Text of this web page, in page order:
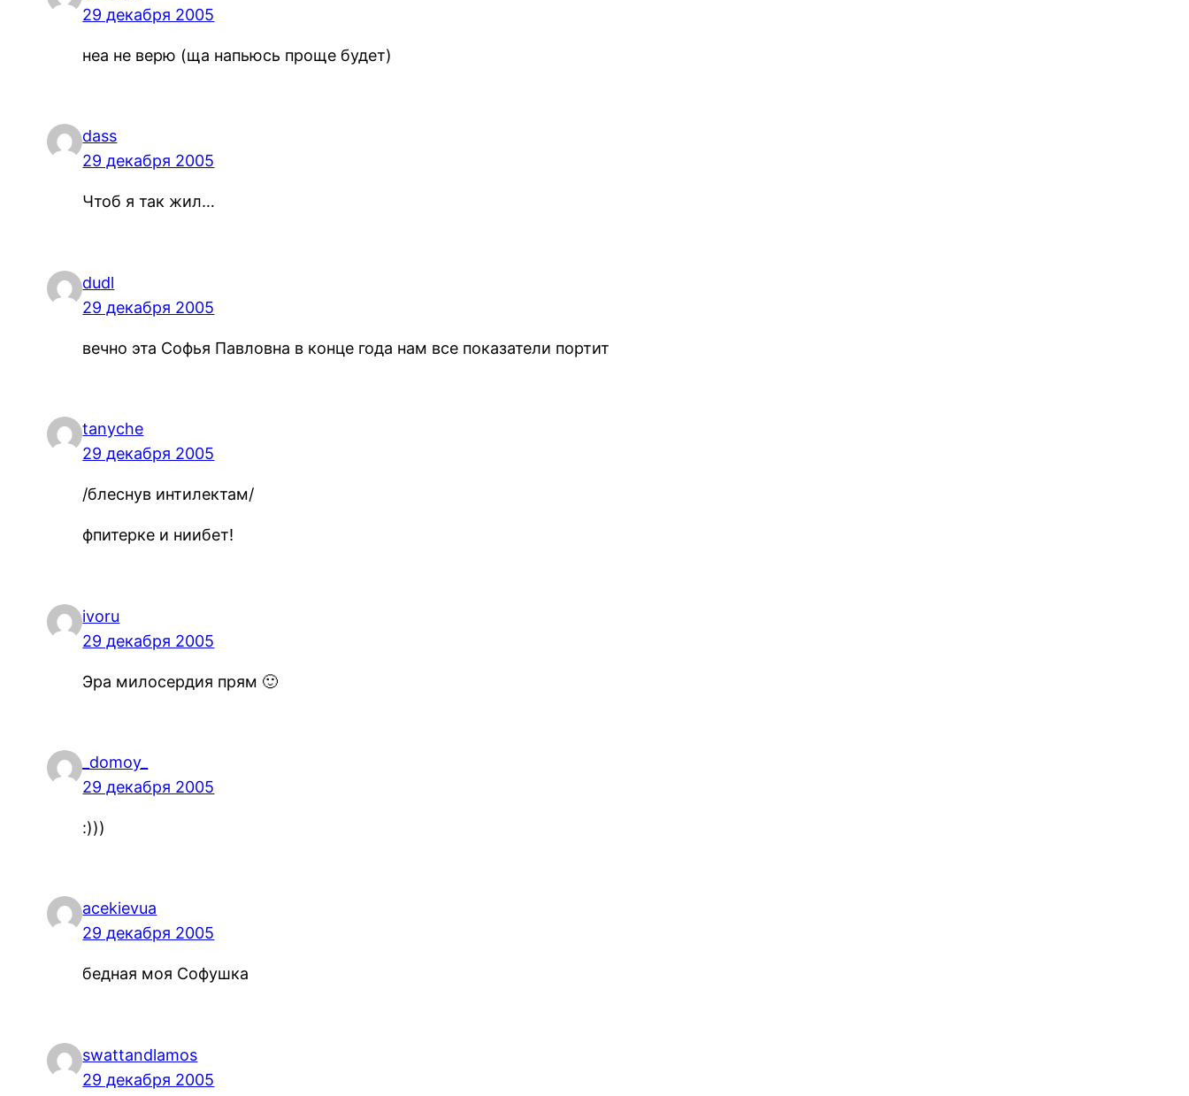
29 декабря 2005
неа не верю (ща напьюсь проще будет)
dass
29 декабря 2005
Чтоб я так жил…
dudl
29 декабря 2005
вечно эта Софья Павловна в конце года нам все показатели портит
tanyche
29 декабря 2005
/блеснув интилектам/
фпитерке и ниибет!
ivoru
29 декабря 2005
Эра милосердия прям 🙂
_domoy_
29 декабря 2005
:)))
acekievua
29 декабря 2005
бедная моя Софушка
swattandlamos
29 декабря 2005